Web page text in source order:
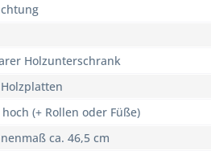
Holzunterschrank
(+ Rollen oder Füße)
ca. 46,5 cm